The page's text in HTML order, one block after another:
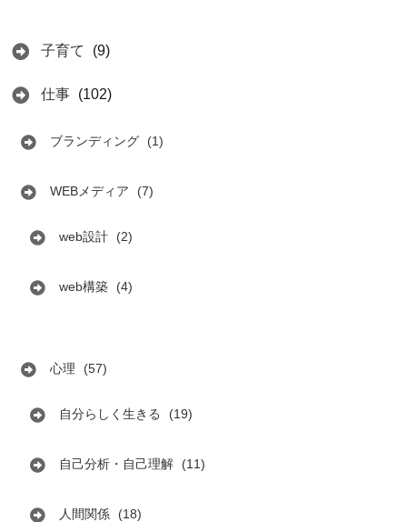
子育て (9)
仕事 (102)
ブランディング (1)
WEBメディア (7)
web設計 (2)
web構築 (4)
心理 (57)
自分らしく生きる (19)
自己分析・自己理解 (11)
人間関係 (18)